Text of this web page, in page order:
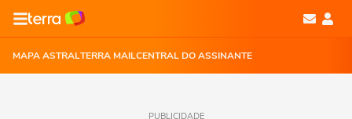
MAPA ASTRALTERRA MAILCENTRAL DO ASSINANTE
PUBLICIDADE